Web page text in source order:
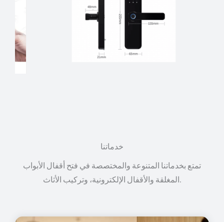
خدماتنا
تمتع بخدماتنا المتنوعة والمختصصة في فتح أقفال الأبواب